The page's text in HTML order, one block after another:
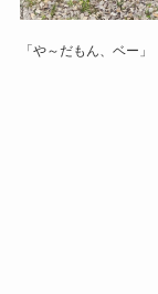
「や～だもん、ベー」